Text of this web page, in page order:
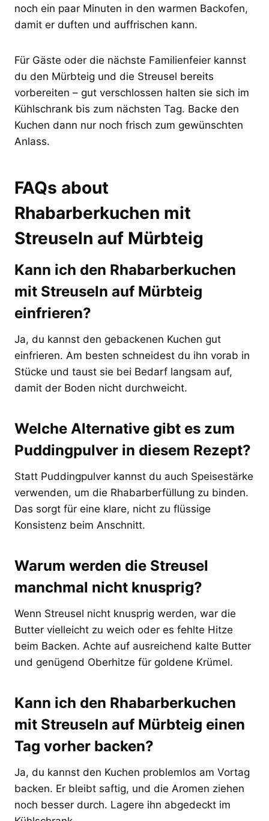
noch ein paar Minuten in den warmen Backofen,
damit er duften und auffrischen kann.
Für Gäste oder die nächste Familienfeier kannst
du den Mürbteig und die Streusel bereits
vorbereiten – gut verschlossen halten sie sich im
Kühlschrank bis zum nächsten Tag. Backe den
Kuchen dann nur noch frisch zum gewünschten
Anlass.
FAQs about
Rhabarberkuchen mit
Streuseln auf Mürbteig
Kann ich den Rhabarberkuchen
mit Streuseln auf Mürbteig
einfrieren?
Ja, du kannst den gebackenen Kuchen gut
einfrieren. Am besten schneidest du ihn vorab in
Stücke und taust sie bei Bedarf langsam auf,
damit der Boden nicht durchweicht.
Welche Alternative gibt es zum
Puddingpulver in diesem Rezept?
Statt Puddingpulver kannst du auch Speisestärke
verwenden, um die Rhabarberfüllung zu binden.
Das sorgt für eine klare, nicht zu flüssige
Konsistenz beim Anschnitt.
Warum werden die Streusel
manchmal nicht knusprig?
Wenn Streusel nicht knusprig werden, war die
Butter vielleicht zu weich oder es fehlte Hitze
beim Backen. Achte auf ausreichend kalte Butter
und genügend Oberhitze für goldene Krümel.
Kann ich den Rhabarberkuchen
mit Streuseln auf Mürbteig einen
Tag vorher backen?
Ja, du kannst den Kuchen problemlos am Vortag
backen. Er bleibt saftig, und die Aromen ziehen
noch besser durch. Lagere ihn abgedeckt im